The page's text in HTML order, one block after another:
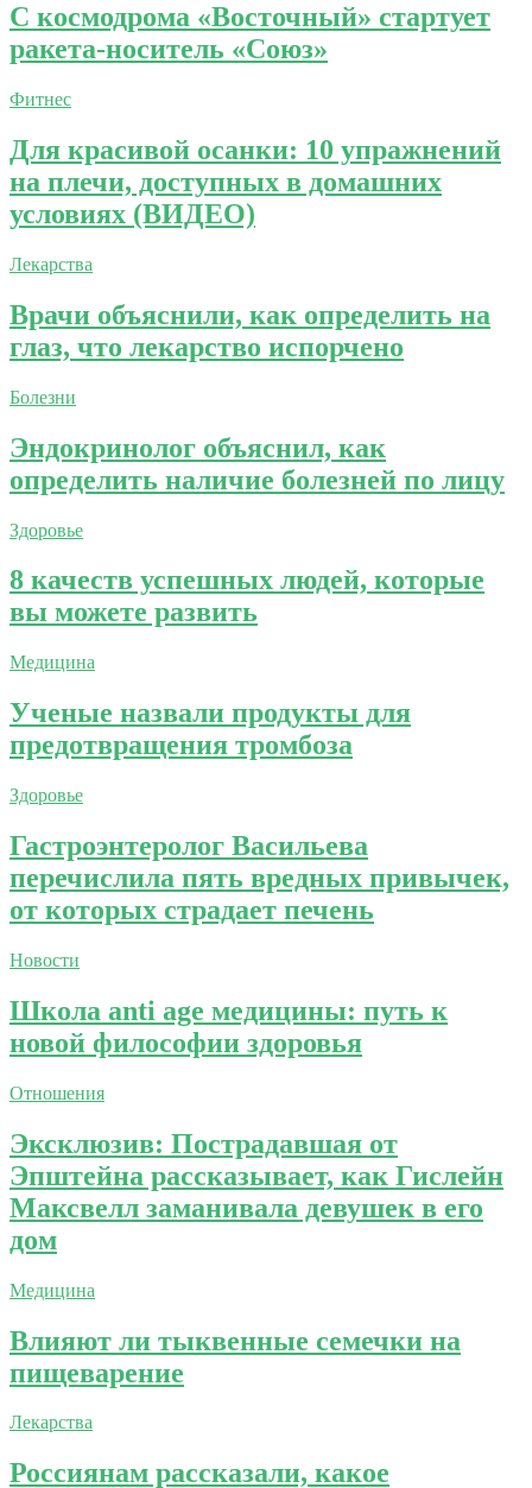
С космодрома «Восточный» стартует
ракета-носитель «Союз»
Фитнес
Для красивой осанки: 10 упражнений
на плечи, доступных в домашних
условиях (ВИДЕО)
Лекарства
Врачи объяснили, как определить на
глаз, что лекарство испорчено
Болезни
Эндокринолог объяснил, как
определить наличие болезней по лицу
Здоровье
8 качеств успешных людей, которые
вы можете развить
Медицина
Ученые назвали продукты для
предотвращения тромбоза
Здоровье
Гастроэнтеролог Васильева
перечислила пять вредных привычек,
от которых страдает печень
Новости
Школа anti age медицины: путь к
новой философии здоровья
Отношения
Эксклюзив: Пострадавшая от
Эпштейна рассказывает, как Гислейн
Максвелл заманивала девушек в его
дом
Медицина
Влияют ли тыквенные семечки на
пищеварение
Лекарства
Россиянам рассказали, какое